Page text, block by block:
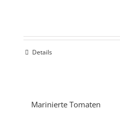
Details
Marinierte Tomaten